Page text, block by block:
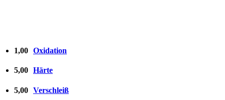
1,00 Oxidation
5,00 Härte
5,00 Verschleiß